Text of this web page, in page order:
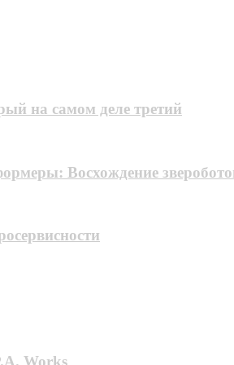
на самом деле третий
Восхождение
Works